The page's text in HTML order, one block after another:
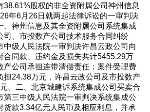
38.61%股权的非全资附属公司神州信息
年6月26日就两起法律诉讼的一审判决
、神州信息及其全资附属公司系统集成
司、市投数产公司技术服务合同纠纷
中级人民法院一审判决许昌云政公司向
合同款、违约金及损失共计5455.29万
产公司承担连带清偿责任；案件受理费
担24.38万元，许昌云政公司及市投数产
。二、北京城建诉系统集成公司买卖合
第三中级人民法院一审判决系统集成公
货款3.34亿元人民币及相应利息，并承